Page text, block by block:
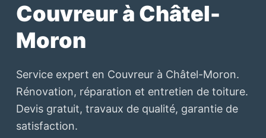
Couvreur à Châtel-
Moron
Service expert en Couvreur à Châtel-Moron.
Rénovation, réparation et entretien de toiture.
Devis gratuit, travaux de qualité, garantie de
satisfaction.